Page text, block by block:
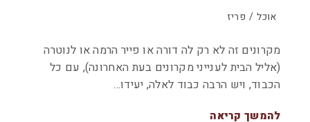
אוכל / פריז
מקרונים זה לא רק לה דורה או פייר הרמה או לנוטרה
(אליל הבית לענייני מקרונים בעת האחרונה), עם כל
הכבוד, ויש הרבה כבוד לאלה, יעידו…
להמשך קריאה